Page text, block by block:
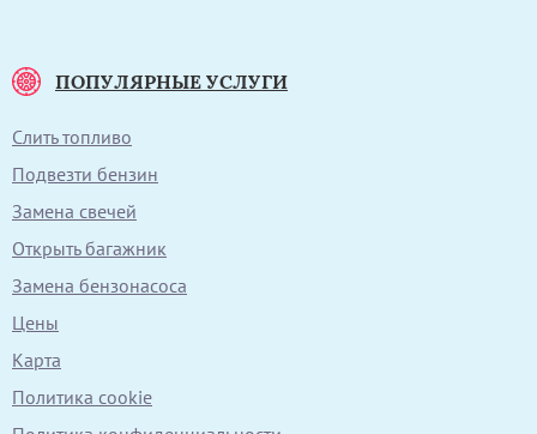
ПОПУЛЯРНЫЕ УСЛУГИ
Слить топливо
Подвезти бензин
Замена свечей
Открыть багажник
Замена бензонасоса
Цены
Карта
Политика cookie